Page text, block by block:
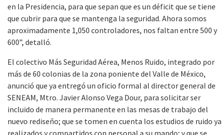
en la Presidencia, para que sepan que es un déficit que se tiene
que cubrir para que se mantenga la seguridad. Ahora somos
aproximadamente 1,050 controladores, nos faltan entre 500 y
600”, detalló.
El colectivo Más Seguridad Aérea, Menos Ruido, integrado por
más de 60 colonias de la zona poniente del Valle de México,
anunció que ya entregó un oficio formal al director general de
SENEAM, Mtro. Javier Alonso Vega Dour, para solicitar ser
incluido de manera permanente en las mesas de trabajo del
nuevo rediseño; que se tomen en cuenta los estudios de ruido ya
realizados y compartidos con personal a su mando; y que se